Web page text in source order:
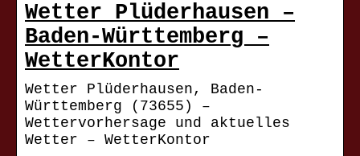
Wetter Plüderhausen –
Baden-Württemberg –
WetterKontor
Wetter Plüderhausen, Baden-
Württemberg (73655) –
Wettervorhersage und aktuelles
Wetter – WetterKontor